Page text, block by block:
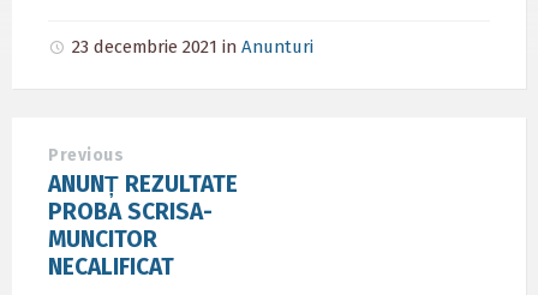
23 decembrie 2021 in Anunturi
Previous
ANUNȚ REZULTATE
PROBA SCRISA-
MUNCITOR
NECALIFICAT